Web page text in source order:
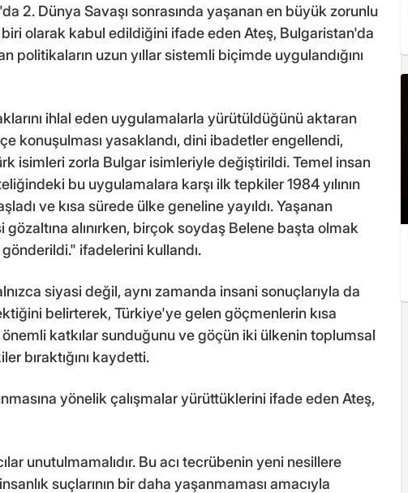
2. Dünya Savaşı sonrasında yaşanan en büyük zorunlu
olarak kabul edildiğini ifade eden Ateş, Bulgaristan'da
politikaların uzun yıllar sistemli biçimde uygulandığını
ihlal eden uygulamalarla yürütüldüğünü aktaran
konuşulması yasaklandı, dini ibadetler engellendi,
isimleri zorla Bulgar isimleriyle değiştirildi. Temel insan
bu uygulamalara karşı ilk tepkiler 1984 yılının
ve kısa sürede ülke geneline yayıldı. Yaşanan
gözaltına alınırken, birçok soydaş Belene başta olmak
ifadelerini kullandı.
siyasi değil, aynı zamanda insani sonuçlarıyla da
belirterek, Türkiye'ye gelen göçmenlerin kısa
katkılar sunduğunu ve göçün iki ülkenin toplumsal
bıraktığını kaydetti.
yönelik çalışmalar yürüttüklerini ifade eden Ateş,
unutulmamalıdır. Bu acı tecrübenin yeni nesillere
suçlarının bir daha yaşanmaması amacıyla